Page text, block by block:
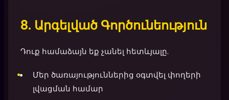
8. Արգելված Գործունեություն
Դուք համաձայն եք չանել հետևյալը.
Մեր ծառայություններից օգտվել փողերի
լվացման համար